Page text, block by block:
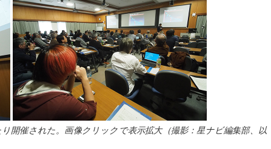
開催された。画像クリックで表示拡大（撮影：星ナビ編集部、以